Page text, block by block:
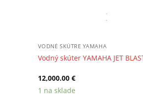
VODNÉ SKÚTRE YAMAHA
Vodný skúter YAMAHA JET
12,000.00 €
1 na sklade